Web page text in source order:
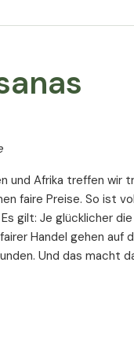
und Afrika treffen wir
faire Preise. So ist
gilt: Je glücklicher
Handel gehen auf
Und das macht